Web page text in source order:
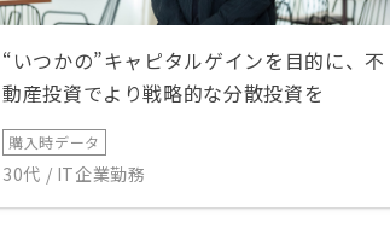
“いつかの”キャピタルゲインを目的に、不
動産投資でより戦略的な分散投資を
購入時データ
30代 / IT企業勤務